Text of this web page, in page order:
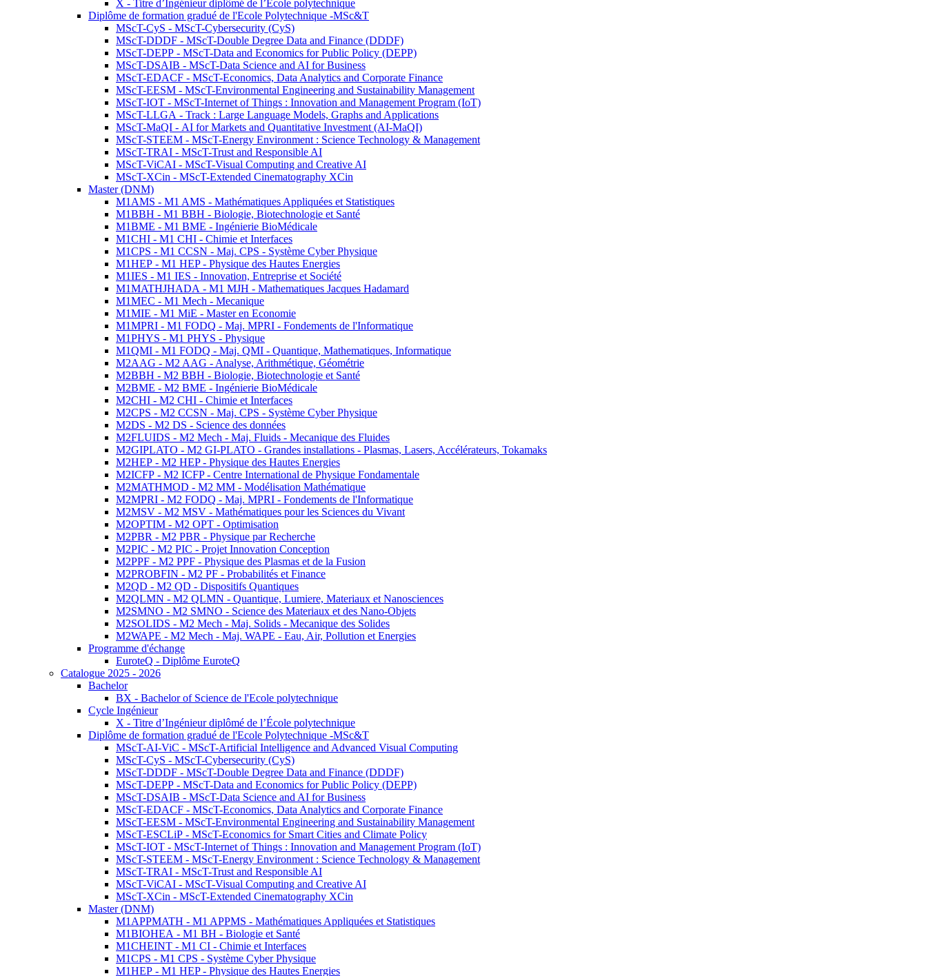
X - Titre d’Ingénieur diplômé de l’École polytechnique
Diplôme de formation gradué de l'Ecole Polytechnique -MSc&T
MScT-CyS - MScT-Cybersecurity (CyS)
MScT-DDDF - MScT-Double Degree Data and Finance (DDDF)
MScT-DEPP - MScT-Data and Economics for Public Policy (DEPP)
MScT-DSAIB - MScT-Data Science and AI for Business
MScT-EDACF - MScT-Economics, Data Analytics and Corporate Finance
MScT-EESM - MScT-Environmental Engineering and Sustainability Management
MScT-IOT - MScT-Internet of Things : Innovation and Management Program (IoT)
MScT-LLGA - Track : Large Language Models, Graphs and Applications
MScT-MaQI - AI for Markets and Quantitative Investment (AI-MaQI)
MScT-STEEM - MScT-Energy Environment : Science Technology & Management
MScT-TRAI - MScT-Trust and Responsible AI
MScT-ViCAI - MScT-Visual Computing and Creative AI
MScT-XCin - MScT-Extended Cinematography XCin
Master (DNM)
M1AMS - M1 AMS - Mathématiques Appliquées et Statistiques
M1BBH - M1 BBH - Biologie, Biotechnologie et Santé
M1BME - M1 BME - Ingénierie BioMédicale
M1CHI - M1 CHI - Chimie et Interfaces
M1CPS - M1 CCSN - Maj. CPS - Système Cyber Physique
M1HEP - M1 HEP - Physique des Hautes Energies
M1IES - M1 IES - Innovation, Entreprise et Société
M1MATHJHADA - M1 MJH - Mathematiques Jacques Hadamard
M1MEC - M1 Mech - Mecanique
M1MIE - M1 MiE - Master en Economie
M1MPRI - M1 FODQ - Maj. MPRI - Fondements de l'Informatique
M1PHYS - M1 PHYS - Physique
M1QMI - M1 FODQ - Maj. QMI - Quantique, Mathematiques, Informatique
M2AAG - M2 AAG - Analyse, Arithmétique, Géométrie
M2BBH - M2 BBH - Biologie, Biotechnologie et Santé
M2BME - M2 BME - Ingénierie BioMédicale
M2CHI - M2 CHI - Chimie et Interfaces
M2CPS - M2 CCSN - Maj. CPS - Système Cyber Physique
M2DS - M2 DS - Science des données
M2FLUIDS - M2 Mech - Maj. Fluids - Mecanique des Fluides
M2GIPLATO - M2 GI-PLATO - Grandes installations - Plasmas, Lasers, Accélérateurs, Tokamaks
M2HEP - M2 HEP - Physique des Hautes Energies
M2ICFP - M2 ICFP - Centre International de Physique Fondamentale
M2MATHMOD - M2 MM - Modélisation Mathématique
M2MPRI - M2 FODQ - Maj. MPRI - Fondements de l'Informatique
M2MSV - M2 MSV - Mathématiques pour les Sciences du Vivant
M2OPTIM - M2 OPT - Optimisation
M2PBR - M2 PBR - Physique par Recherche
M2PIC - M2 PIC - Projet Innovation Conception
M2PPF - M2 PPF - Physique des Plasmas et de la Fusion
M2PROBFIN - M2 PF - Probabilités et Finance
M2QD - M2 QD - Dispositifs Quantiques
M2QLMN - M2 QLMN - Quantique, Lumiere, Materiaux et Nanosciences
M2SMNO - M2 SMNO - Science des Materiaux et des Nano-Objets
M2SOLIDS - M2 Mech - Maj. Solids - Mecanique des Solides
M2WAPE - M2 Mech - Maj. WAPE - Eau, Air, Pollution et Energies
Programme d'échange
EuroteQ - Diplôme EuroteQ
Catalogue 2025 - 2026
Bachelor
BX - Bachelor of Science de l'Ecole polytechnique
Cycle Ingénieur
X - Titre d’Ingénieur diplômé de l’École polytechnique
Diplôme de formation gradué de l'Ecole Polytechnique -MSc&T
MScT-AI-ViC - MScT-Artificial Intelligence and Advanced Visual Computing
MScT-CyS - MScT-Cybersecurity (CyS)
MScT-DDDF - MScT-Double Degree Data and Finance (DDDF)
MScT-DEPP - MScT-Data and Economics for Public Policy (DEPP)
MScT-DSAIB - MScT-Data Science and AI for Business
MScT-EDACF - MScT-Economics, Data Analytics and Corporate Finance
MScT-EESM - MScT-Environmental Engineering and Sustainability Management
MScT-ESCLiP - MScT-Economics for Smart Cities and Climate Policy
MScT-IOT - MScT-Internet of Things : Innovation and Management Program (IoT)
MScT-STEEM - MScT-Energy Environment : Science Technology & Management
MScT-TRAI - MScT-Trust and Responsible AI
MScT-ViCAI - MScT-Visual Computing and Creative AI
MScT-XCin - MScT-Extended Cinematography XCin
Master (DNM)
M1APPMATH - M1 APPMS - Mathématiques Appliquées et Statistiques
M1BIOHEA - M1 BH - Biologie et Santé
M1CHEINT - M1 CI - Chimie et Interfaces
M1CPS - M1 CPS - Système Cyber Physique
M1HEP - M1 HEP - Physique des Hautes Energies